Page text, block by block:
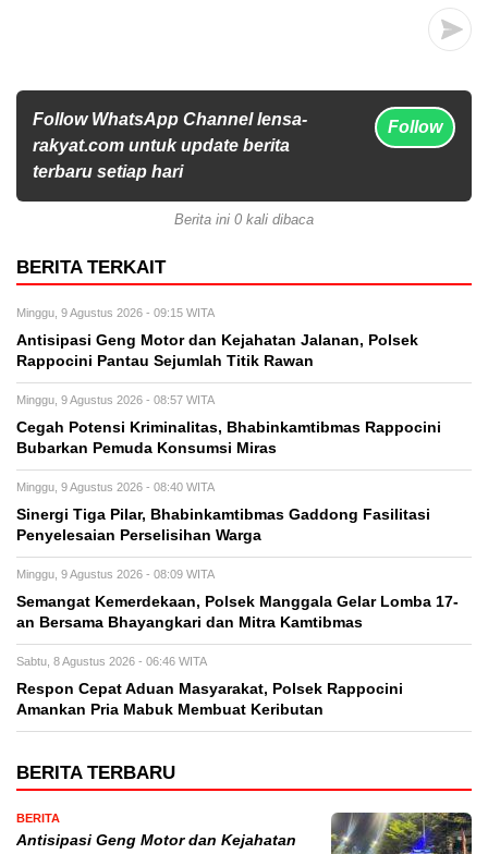
Follow WhatsApp Channel lensa-
rakyat.com untuk update berita
terbaru setiap hari
Follow
Berita ini 0 kali dibaca
BERITA TERKAIT
Minggu, 9 Agustus 2026 - 09:15 WITA
Antisipasi Geng Motor dan Kejahatan Jalanan, Polsek
Rappocini Pantau Sejumlah Titik Rawan
Minggu, 9 Agustus 2026 - 08:57 WITA
Cegah Potensi Kriminalitas, Bhabinkamtibmas Rappocini
Bubarkan Pemuda Konsumsi Miras
Minggu, 9 Agustus 2026 - 08:40 WITA
Sinergi Tiga Pilar, Bhabinkamtibmas Gaddong Fasilitasi
Penyelesaian Perselisihan Warga
Minggu, 9 Agustus 2026 - 08:09 WITA
Semangat Kemerdekaan, Polsek Manggala Gelar Lomba 17-
an Bersama Bhayangkari dan Mitra Kamtibmas
Sabtu, 8 Agustus 2026 - 06:46 WITA
Respon Cepat Aduan Masyarakat, Polsek Rappocini
Amankan Pria Mabuk Membuat Keributan
BERITA TERBARU
BERITA
Antisipasi Geng Motor dan Kejahatan